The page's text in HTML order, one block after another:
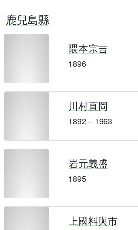
鹿兒島縣
隈本宗吉
1896
川村直岡
1892 – 1963
岩元義盛
1895
上國料與市